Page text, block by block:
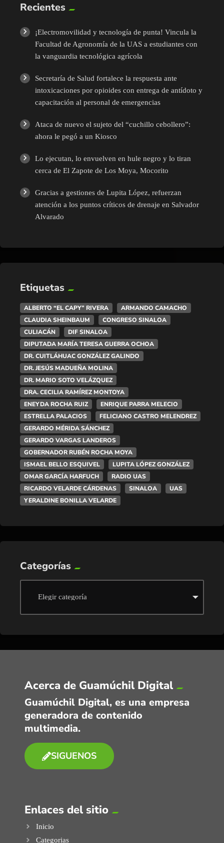
Recientes
¡Electromovilidad y tecnología de punta! Vincula la
Facultad de Agronomía de la UAS a estudiantes con
la vanguardia tecnológica agrícola
Secretaría de Salud fortalece la respuesta ante
intoxicaciones por opioides con entrega de antídoto y
capacitación al personal de emergencias
Ataca de nuevo el sujeto del “cuchillo cebollero”:
ahora le pegó a un Kiosco
Lo ejecutan, lo envuelven en hule negro y lo tiran
cerca de El Zapote de Los Moya, Mocorito
Gracias a gestiones de Lupita López, refuerzan
atención a los puntos críticos de drenaje en Salvador
Alvarado
Etiquetas
ALBERTO “EL CAPY” RIVERA
ARMANDO CAMACHO
CLAUDIA SHEINBAUM
CONGRESO SINALOA
CULIACÁN
DIF SINALOA
DIPUTADA MARÍA TERESA GUERRA OCHOA
DR. CUITLÁHUAC GONZÁLEZ GALINDO
DR. JESÚS MADUEÑA MOLINA
DR. MARIO SOTO VELÁZQUEZ
DRA. CECILIA RAMÍREZ MONTOYA
ENEYDA ROCHA RUIZ
ENRIQUE PARRA MELECIO
ESTRELLA PALACIOS
FELICIANO CASTRO MELENDREZ
GERARDO MÉRIDA SÁNCHEZ
GERARDO VARGAS LANDEROS
GOBERNADOR RUBÉN ROCHA MOYA
ISMAEL BELLO ESQUIVEL
LUPITA LÓPEZ GONZÁLEZ
OMAR GARCÍA HARFUCH
RADIO UAS
RICARDO VELARDE CÁRDENAS
SINALOA
UAS
YERALDINE BONILLA VELARDE
Categorías
Acerca de Guamúchil Digital
Guamúchil Digital, es una empresa
generadora de contenido
multimedia.
SIGUENOS
Enlaces del sitio
Inicio
Categorias